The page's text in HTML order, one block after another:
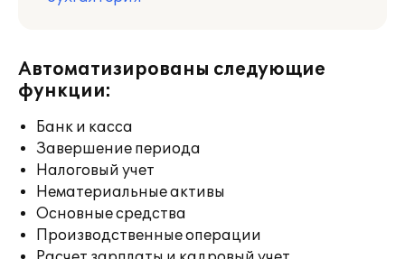
Автоматизированы следующие
функции:
Банк и касса
Завершение периода
Налоговый учет
Нематериальные активы
Основные средства
Производственные операции